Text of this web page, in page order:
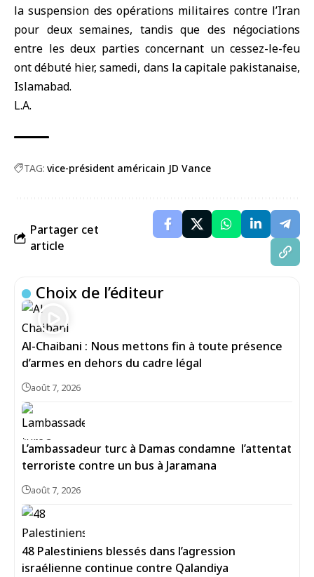
la suspension des opérations militaires contre l’Iran
pour deux semaines, tandis que des négociations
entre les deux parties concernant un cessez-le-feu
ont débuté hier, samedi, dans la capitale pakistanaise,
Islamabad.
L.A.
TAG: vice-président américain JD Vance
Partager cet
article
Choix de l’éditeur
Al-Chaibani : Nous mettons fin à toute présence
d’armes en dehors du cadre légal
août 7, 2026
L’ambassadeur turc à Damas condamne l’attentat
terroriste contre un bus à Jaramana
août 7, 2026
48 Palestiniens blessés dans l’agression
israélienne continue contre Qalandiya